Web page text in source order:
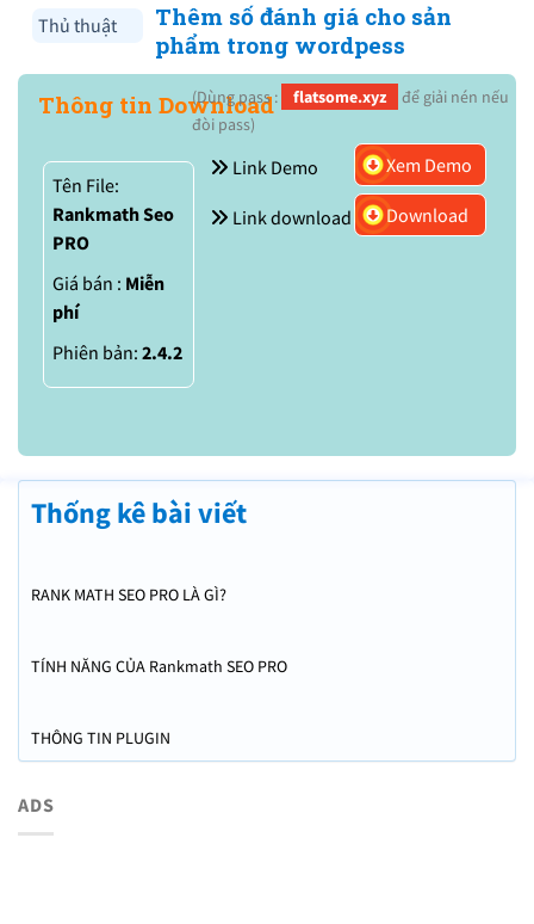
Thủ thuật
Thêm số đánh giá cho sản
phẩm trong wordpess
Thông tin Download
(Dùng pass : flatsome.xyz
để giải nén nếu
đòi pass)
Tên File:
Rankmath Seo
PRO
Giá bán : Miễn
phí
Phiên bản: 2.4.2
Link Demo Xem Demo
Link download Download
Thống kê bài viết
RANK MATH SEO PRO LÀ GÌ?
TÍNH NĂNG CỦA Rankmath SEO PRO
THÔNG TIN PLUGIN
ADS